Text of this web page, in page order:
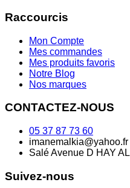
Raccourcis
Mon Compte
Mes commandes
Mes produits favoris
Notre Blog
Nos marques
CONTACTEZ-NOUS
05 37 87 73 60
imanemalkia@yahoo.fr
Salé Avenue D HAY
Suivez-nous